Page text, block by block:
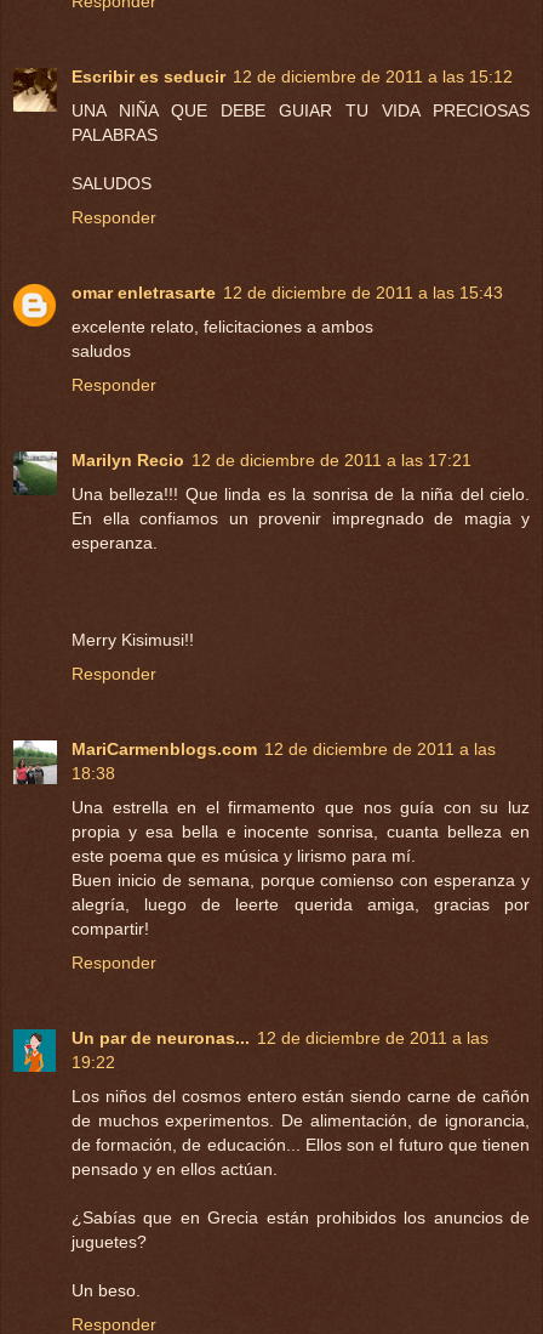
Escribir es seducir 12 de diciembre de 2011 a las 15:12
UNA NIÑA QUE DEBE GUIAR TU VIDA PRECIOSAS
PALABRAS
SALUDOS
Responder
omar enletrasarte 12 de diciembre de 2011 a las 15:43
excelente relato, felicitaciones a ambos
saludos
Responder
Marilyn Recio 12 de diciembre de 2011 a las 17:21
Una belleza!!! Que linda es la sonrisa de la niña del cielo.
En ella confiamos un provenir impregnado de magia y
esperanza.
Merry Kisimusi!!
Responder
MariCarmenblogs.com 12 de diciembre de 2011 a las
18:38
Una estrella en el firmamento que nos guía con su luz
propia y esa bella e inocente sonrisa, cuanta belleza en
este poema que es música y lirismo para mí.
Buen inicio de semana, porque comienso con esperanza y
alegría, luego de leerte querida amiga, gracias por
compartir!
Responder
Un par de neuronas... 12 de diciembre de 2011 a las
19:22
Los niños del cosmos entero están siendo carne de cañón
de muchos experimentos. De alimentación, de ignorancia,
de formación, de educación... Ellos son el futuro que tienen
pensado y en ellos actúan.
¿Sabías que en Grecia están prohibidos los anuncios de
juguetes?
Un beso.
Responder